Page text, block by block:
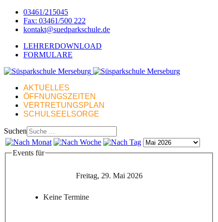
03461/215045
Fax: 03461/500 222
kontakt@suedparkschule.de
LEHRERDOWNLOAD
FORMULARE
AKTUELLES
ÖFFNUNGSZEITEN
VERTRETUNGSPLAN
SCHULSEELSORGE
Suchen
Events für
Freitag, 29. Mai 2026
Keine Termine